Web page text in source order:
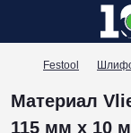
Festool
Материал
115 мм x 10 м